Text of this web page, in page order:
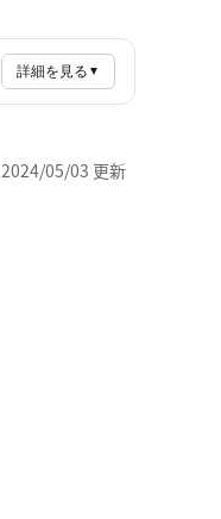
詳細を見る ▼
2024/05/03 更新